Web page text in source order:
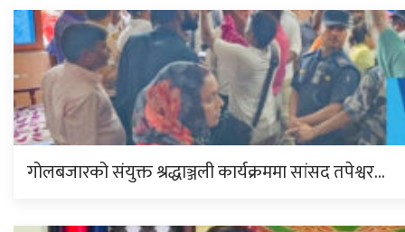
गोलबजारको संयुक्त श्रद्धाञ्जली कार्यक्रममा सांसद तपेश्वर…